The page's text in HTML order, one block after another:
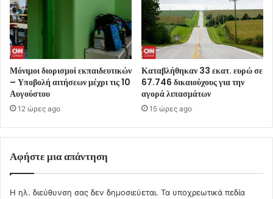
Μόνιμοι διορισμοί εκπαιδευτικών
– Υποβολή αιτήσεων μέχρι τις 10
Αυγούστου
12 ώρες ago
Καταβλήθηκαν 33 εκατ. ευρώ σε
67.746 δικαιούχους για την
αγορά λιπασμάτων
15 ώρες ago
Αφήστε μια απάντηση
Η ηλ. διεύθυνση σας δεν δημοσιεύεται. Τα υποχρεωτικά πεδία